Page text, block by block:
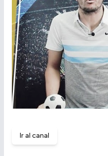
Ir al canal